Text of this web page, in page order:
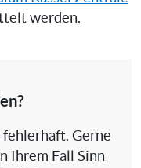
werden.
Gerne
Ihrem Fall Sinn